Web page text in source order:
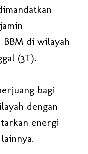
di wilayah
(3T).
bagi
dengan
energi